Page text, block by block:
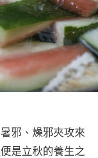
邪、燥邪夾攻來
是立秋的養生之